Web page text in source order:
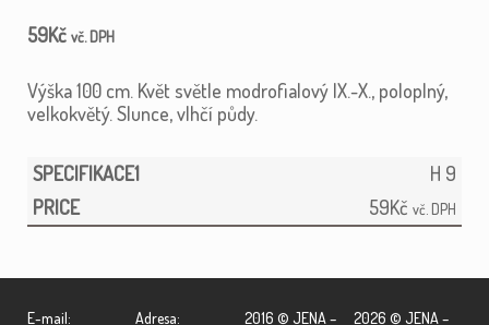
59Kč vč. DPH
Výška 100 cm. Květ světle modrofialový IX.-X., poloplný,
velkokvětý. Slunce, vlhčí půdy.
H 9
59Kč vč. DPH
E-mail: Adresa: 2016 © JENA – 2026 © JENA –